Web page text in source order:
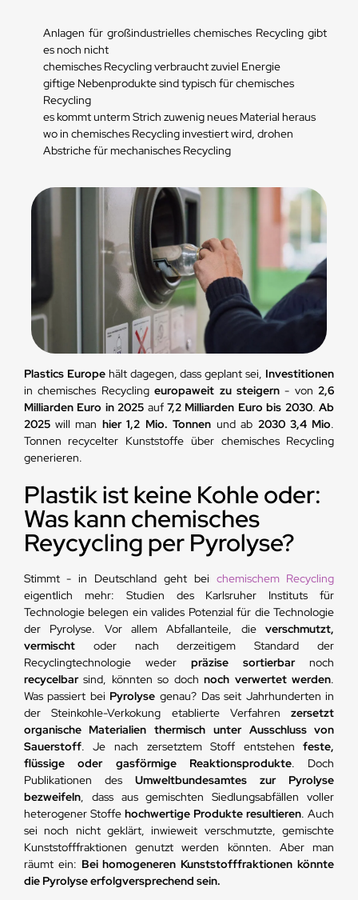
Anlagen für großindustrielles chemisches Recycling gibt
es noch nicht
chemisches Recycling verbraucht zuviel Energie
giftige Nebenprodukte sind typisch für chemisches
Recycling
es kommt unterm Strich zuwenig neues Material heraus
wo in chemisches Recycling investiert wird, drohen
Abstriche für mechanisches Recycling
Plastics Europehält dagegen, dass geplant sei, Investitionen
in chemisches Recyclingeuropaweit zu steigern- von2,6
Milliarden Euro in 2025 auf7,2 Milliarden Euro bis 2030.Ab
2025will man hier 1,2 Mio. Tonnen und ab 2030 3,4 Mio.
Tonnen recycelter Kunststoffe über chemisches Recycling
generieren.
Plastik ist keine Kohle oder:
Was kann chemisches
Reycycling per Pyrolyse?
Stimmt - in Deutschland geht bei chemischem Recycling
eigentlich mehr: Studien des Karlsruher Instituts für
Technologie belegen ein valides Potenzial für die Technologie
der Pyrolyse. Vor allem Abfallanteile, dieverschmutzt,
vermischtoder nach derzeitigem Standard der
Recyclingtechnologie weder präzise sortierbarnoch
recycelbarsind, könnten so dochnoch verwertet werden.
Was passiert bei Pyrolyse genau? Das seit Jahrhunderten in
der Steinkohle-Verkokung etablierte Verfahrenzersetzt
organische Materialien thermisch unter Ausschluss von
Sauerstoff. Je nach zersetztem Stoff entstehen feste,
flüssige oder gasförmige Reaktionsprodukte. Doch
Publikationen des Umweltbundesamtes zur Pyrolyse
bezweifeln, dass aus gemischten Siedlungsabfällen voller
heterogener Stoffe hochwertige Produkte resultieren. Auch
sei noch nicht geklärt, inwieweit verschmutzte, gemischte
Kunststofffraktionen genutzt werden könnten. Aber man
räumt ein: Bei homogeneren Kunststofffraktionen könnte
die Pyrolyse erfolgversprechend sein.